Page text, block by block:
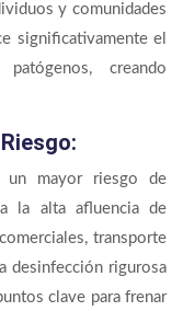
y comunidades
significativamente el
creando
un mayor riesgo de
la alta afluencia de
transporte
desinfección rigurosa
clave para frenar